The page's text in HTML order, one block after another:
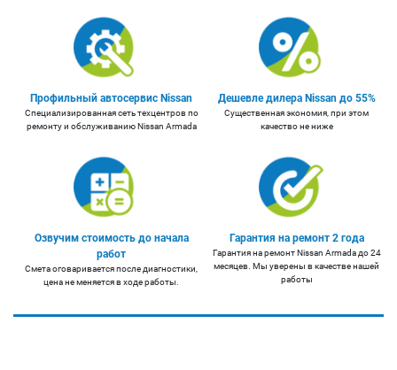
Профильный автосервис Nissan
Cпециализированная сеть техцентров по
ремонту и обслуживанию Nissan Armada
Дешевле дилера Nissan до 55%
Существенная экономия, при этом
качество не ниже
Озвучим стоимость до начала
работ
Смета оговаривается после диагностики,
цена не меняется в ходе работы.
Гарантия на ремонт 2 года
Гарантия на ремонт Nissan Armada до 24
месяцев. Мы уверены в качестве нашей
работы